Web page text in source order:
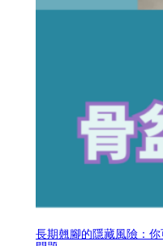
長期翹腳的隱藏風險：